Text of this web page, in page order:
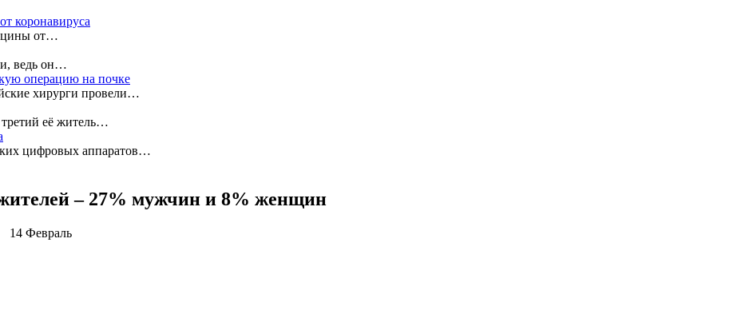
коронавируса
от…
ведь он…
операцию на почке
хирурги провели…
её житель…
цифровых аппаратов…
– 27% мужчин и 8% женщин
14 Февраль